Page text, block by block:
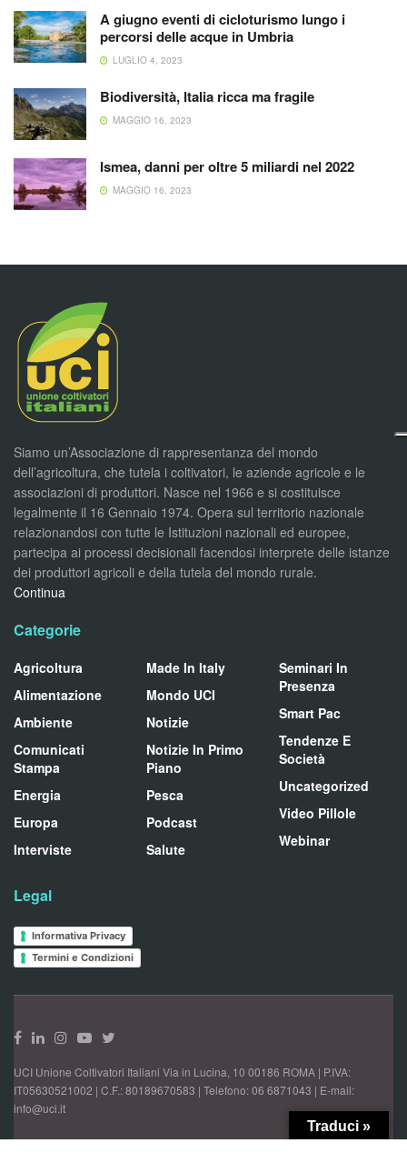
A giugno eventi di cicloturismo lungo i
percorsi delle acque in Umbria
LUGLIO 4, 2023
Biodiversità, Italia ricca ma fragile
MAGGIO 16, 2023
Ismea, danni per oltre 5 miliardi nel 2022
MAGGIO 16, 2023
Siamo un’Associazione di rappresentanza del mondo
dell’agricoltura, che tutela i coltivatori, le aziende agricole e le
associazioni di produttori. Nasce nel 1966 e si costituisce
legalmente il 16 Gennaio 1974. Opera sul territorio nazionale
relazionandosi con tutte le Istituzioni nazionali ed europee,
partecipa ai processi decisionali facendosi interprete delle istanze
dei produttori agricoli e della tutela del mondo rurale.
Continua
Categorie
Agricoltura
Alimentazione
Ambiente
Comunicati
Stampa
Energia
Europa
Interviste
Made In Italy
Mondo UCI
Notizie
Notizie In Primo
Piano
Pesca
Podcast
Salute
Seminari In
Presenza
Smart Pac
Tendenze E
Società
Uncategorized
Video Pillole
Webinar
Legal
Informativa Privacy
Termini e Condizioni
UCI Unione Coltivatori Italiani Via in Lucina, 10 00186 ROMA | P.IVA:
IT05630521002 | C.F.: 80189670583 | Telefono: 06 6871043 | E-mail:
info@uci.it
Traduci »